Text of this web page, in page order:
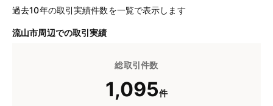
過去10年の取引実績件数を一覧で表示します
流山市周辺での取引実績
総取引件数
1,095件